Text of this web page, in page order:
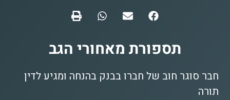
תספורת מאחורי הגב
חבר סוגר חוב של חברו בבנק בהנחה ומגיע לדין
תורה